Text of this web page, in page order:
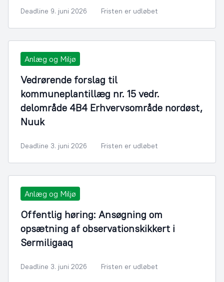
Deadline 9. juni 2026 Fristen er udløbet
Anlæg og Miljø
Vedrørende forslag til
kommuneplantillæg nr. 15 vedr.
delområde 4B4 Erhvervsområde nordøst,
Nuuk
Deadline 3. juni 2026 Fristen er udløbet
Anlæg og Miljø
Offentlig høring: Ansøgning om
opsætning af observationskikkert i
Sermiligaaq
Deadline 3. juni 2026 Fristen er udløbet